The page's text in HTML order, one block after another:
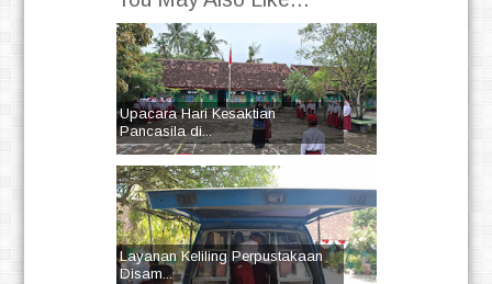
Upacara Hari Kesaktian
Pancasila di...
Layanan Keliling Perpustakaan
Disam...